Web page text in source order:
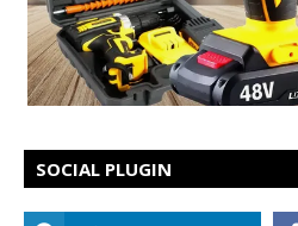
SOCIAL PLUGIN